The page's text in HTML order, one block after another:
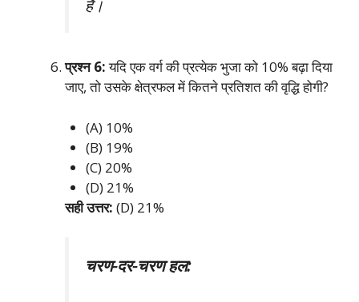
है।
प्रश्न 6:यदि एक वर्ग की प्रत्येक भुजा को 10% बढ़ा दिया
जाए, तो उसके क्षेत्रफल में कितने प्रतिशत की वृद्धि होगी?
(A) 10%
(B) 19%
(C) 20%
(D) 21%
सही उत्तर: (D) 21%
चरण-दर-चरण हल: